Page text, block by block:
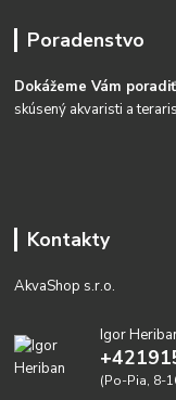
Poradenstvo
Dokážeme Vám
skúsený akvaristi a
Kontakty
AkvaShop s.r.o.
Igor
(Po-Pia, 8-